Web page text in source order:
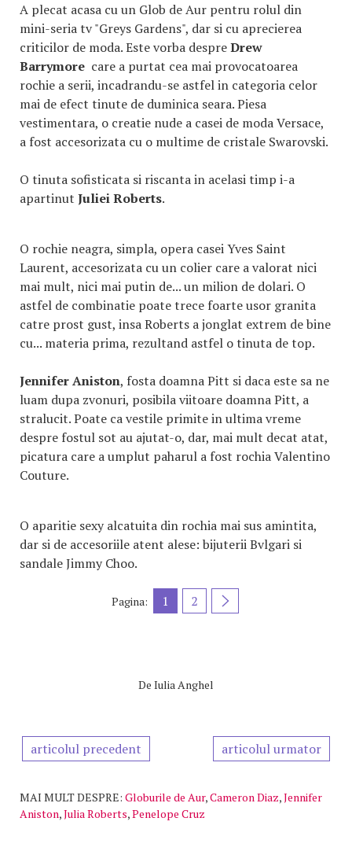
A plecat acasa cu un Glob de Aur pentru rolul din
mini-seria tv "Greys Gardens", dar si cu aprecierea
criticilor de moda. Este vorba despreDrew
Barrymore care a purtat cea mai provocatoarea
rochie a serii, incadrandu-se astfel in categoria celor
mai de efect tinute de duminica seara. Piesa
vestimentara, o creatie nude a casei de moda Versace,
a fost accesorizata cu o multime de cristale Swarovski.
O tinuta sofisticata si riscanta in acelasi timp i-a
apartinut Juliei Roberts.
O rochie neagra, simpla, opera casei Yves Saint
Laurent, accesorizata cu un colier care a valorat nici
mai mult, nici mai putin de... un milion de dolari. O
astfel de combinatie poate trece foarte usor granita
catre prost gust, insa Roberts a jonglat extrem de bine
cu... materia prima, rezultand astfel o tinuta de top.
Jennifer Aniston, fosta doamna Pitt si daca este sa ne
luam dupa zvonuri, posibila viitoare doamna Pitt, a
stralucit. Poate ca vestile primite in ultima vreme
despre fostul sot au ajutat-o, dar, mai mult decat atat,
picatura care a umplut paharul a fost rochia Valentino
Couture.
O aparitie sexy alcatuita din rochia mai sus amintita,
dar si de accesoriile atent alese: bijuterii Bvlgari si
sandale Jimmy Choo.
Pagina: 1 2
De Iulia Anghel
articolul precedent articolul urmator
MAI MULT DESPRE: Globurile de Aur,Cameron Diaz,Jennifer
Aniston,Julia Roberts,Penelope Cruz